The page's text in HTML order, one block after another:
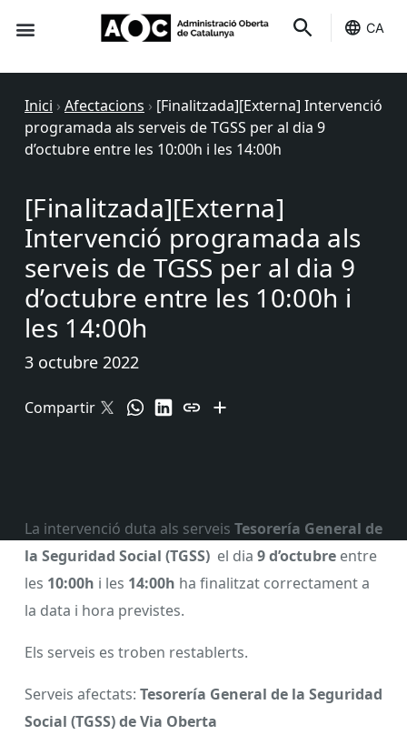
CA
Inici › Afectacions › [Finalitzada][Externa] Intervenció
programada als serveis de TGSS per al dia 9
d’octubre entre les 10:00h i les 14:00h
[Finalitzada][Externa]
Intervenció programada als
serveis de TGSS per al dia 9
d’octubre entre les 10:00h i
les 14:00h
3 octubre 2022
Compartir
La intervenció duta als serveis Tesorería General de
la Seguridad Social (TGSS) el dia 9 d’octubre entre
les 10:00h i les 14:00h ha finalitzat correctament a
la data i hora previstes.
Els serveis es troben restablerts.
Serveis afectats: Tesorería General de la Seguridad
Social (TGSS)de Via Oberta